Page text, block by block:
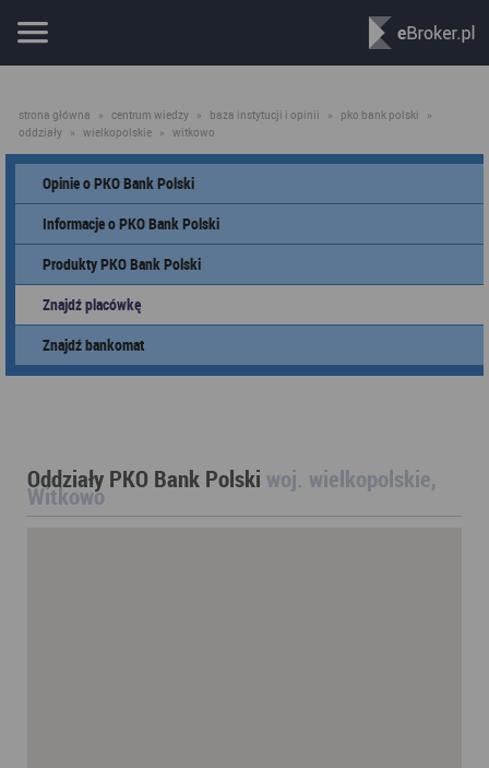
strona główna » centrum wiedzy » baza instytucji i opinii » pko bank polski
»
oddziały » wielkopolskie » witkowo
Opinie o PKO Bank Polski
Informacje o PKO Bank Polski
Produkty PKO Bank Polski
Znajdź placówkę
Znajdź bankomat
Oddziały PKO Bank Polski woj. wielkopolskie,
Witkowo